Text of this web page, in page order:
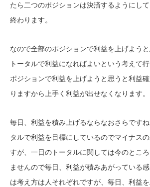
たら二つのポジションは決済するようにし
終わります。
なので全部のポジションで利益を上げよう
トータルで利益になればよいという考えて
ポジションで利益を上げようと思うと利益
りますから上手く利益が出せなくなります。
毎日、利益を積み上げるならなおさらです
タルで利益を目標にしているのでマイナス
すが、一日のトータルに関しては今のとこ
ませんので毎日、利益が積みあがっている
は考え方は人それぞれですが、毎日、利益を